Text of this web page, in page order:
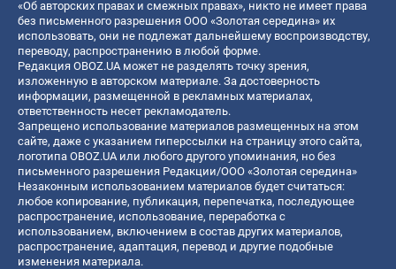
«Об авторских правах и смежных правах», никто не имеет права
без письменного разрешения ООО «Золотая середина» их
использовать, они не подлежат дальнейшему воспроизводству,
переводу, распространению в любой форме.
Редакция OBOZ.UA может не разделять точку зрения,
изложенную в авторском материале. За достоверность
информации, размещенной в рекламных материалах,
ответственность несет рекламодатель.
Запрещено использование материалов размещенных на этом
сайте, даже с указанием гиперссылки на страницу этого сайта,
логотипа OBOZ.UA или любого другого упоминания, но без
письменного разрешения Редакции/ООО «Золотая середина»
Незаконным использованием материалов будет считаться:
любое копирование, публикация, перепечатка, последующее
распространение, использование, переработка с
использованием, включением в состав других материалов,
распространение, адаптация, перевод и другие подобные
изменения материала.